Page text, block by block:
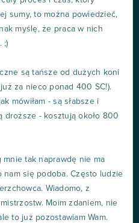
sumy, to można powiedzieć,
myślę, że praca w nich
;)
są tańsze od dużych koni
za nieco ponad 400 SC!).
mówiłam - są słabsze i
droższe - kosztują około 800
mnie tak naprawdę nie ma
nam się podoba. Często ludzie
Wiadomo, z
Moim zdaniem, nie
to już pozostawiam Wam.